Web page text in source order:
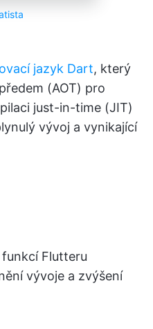
jazyk Dart, který
(AOT) pro
just-in-time (JIT)
vývoj a vynikající
Flutteru
vývoje a zvýšení